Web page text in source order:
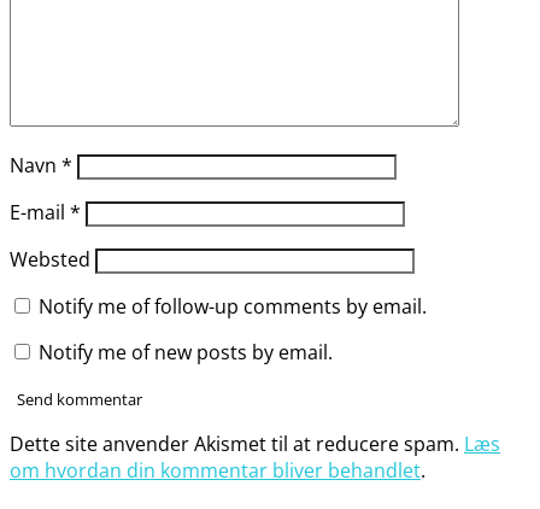
Navn *
E-mail *
Websted
Notify me of follow-up comments by email.
Notify me of new posts by email.
Dette site anvender Akismet til at reducere spam. Læs
om hvordan din kommentar bliver behandlet.